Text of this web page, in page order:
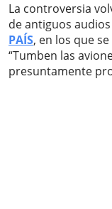
La controversia
de antiguos
PAÍS, en los que
“Tumben las
presuntamente